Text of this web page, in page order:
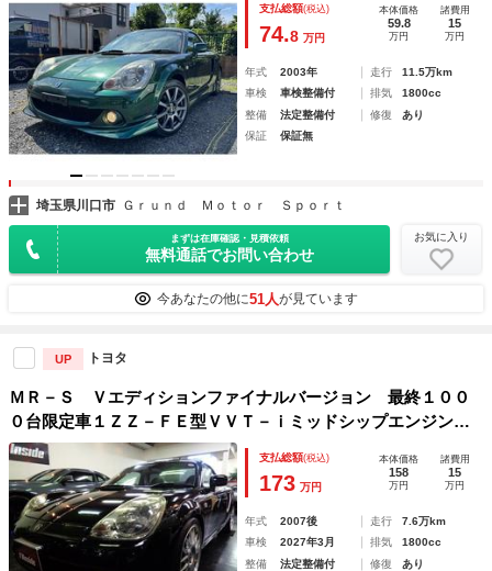
支払総額(税込)
74.8 万円
本体価格
59.8
万円
諸費用
15
万円
年式 2003年 走行
11.5万km
車検
車検整備付 排気
1800cc
整備
法定整備付 修復
あり
保証
保証無
埼玉県川口市 Ｇｒｕｎｄ Ｍｏｔｏｒ Ｓｐｏｒｔ
まずは在庫確認・見積依頼
無料通話でお問い合わせ
お気に入り
今あなたの他に51人が見ています
UP トヨタ
ＭＲ－Ｓ Ｖエディションファイナルバージョン 最終１００
０台限定車１ＺＺ－ＦＥ型ＶＶＴ－ｉミッドシップエンジン６
ＭＴミッションＢＬＩＴＺ車高調ハードＴＯＰレッド幌ＬＥＧ
ＺＡＳ１７アルミナビＴＶバックカメラ赤革シートコンビステ
アＬＥＤＦＯＧ
支払総額(税込)
173 万円
本体価格
158
万円
諸費用
15
万円
年式 2007後 走行
7.6万km
車検
2027年3月 排気
1800cc
整備
法定整備付 修復
あり